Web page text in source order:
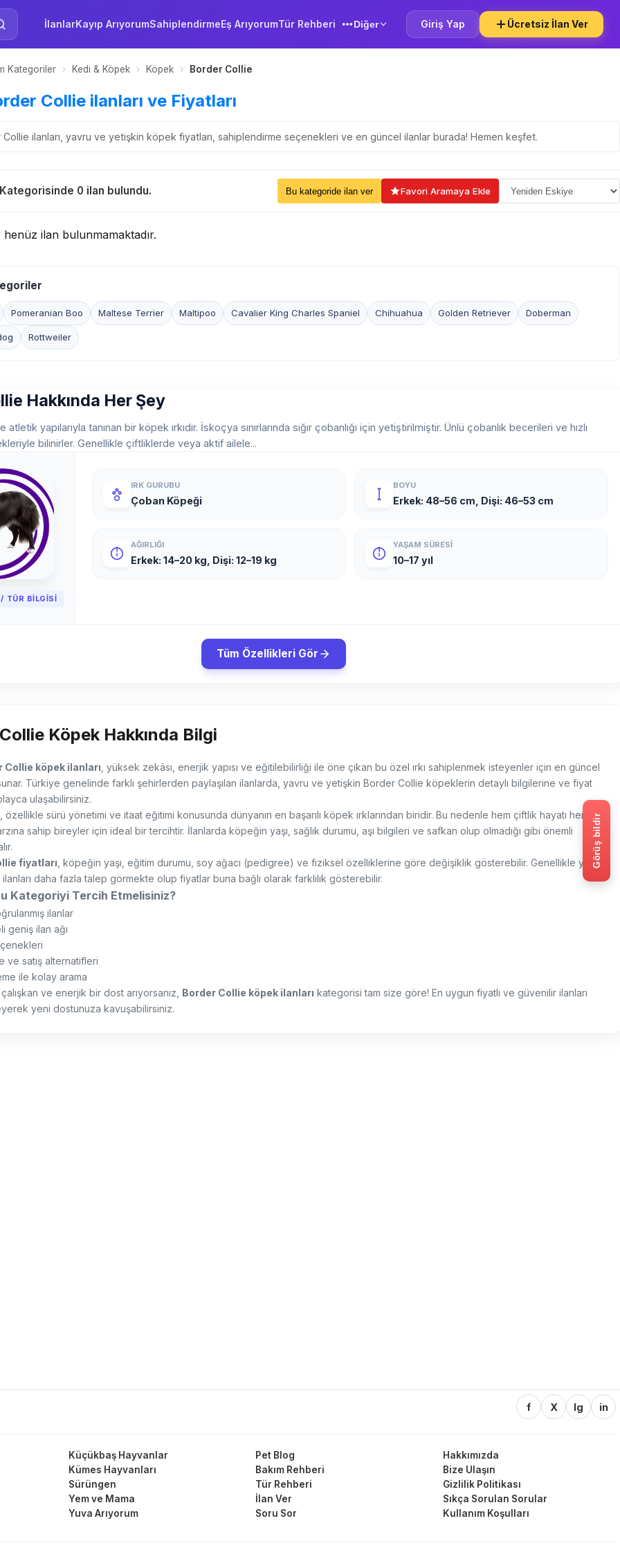
İlanlarKayıp ArıyorumSahiplendirmeEş ArıyorumTür Rehberi Diğer Giriş Yap Ücretsiz İlan Ver
Kategoriler › Kedi & Köpek › Köpek › Border Collie
Collie ilanları ve Fiyatları
Collie ilanları, yavru ve yetişkin köpek fiyatları, sahiplendirme seçenekleri ve en güncel ilanlar burada! Hemen keşfet.
0 ilan bulundu. Bu kategoride ilan ver Favori Aramaya Ekle
Sıralama Seçin
ilan bulunmamaktadır.
Pomeranian Boo Maltese Terrier Maltipoo Cavalier King Charles Spaniel Chihuahua Golden Retriever Doberman
Rottweiler
Hakkında Her Şey
atletik yapılarıyla tanınan bir köpek ırkıdır. İskoçya sınırlarında sığır çobanlığı için yetiştirilmiştir. Ünlü çobanlık becerileri ve hızlı
bilinirler. Genellikle çiftliklerde veya aktif ailele...
/ TÜR BILGISI
IRK GURUBU
Çoban Köpeği
BOYU
Erkek: 48–56 cm, Dişi: 46–53 cm
AĞIRLIĞI
Erkek: 14–20 kg, Dişi: 12–19 kg
YAŞAM SÜRESI
10–17 yıl
Tüm Özellikleri Gör
Köpek Hakkında Bilgi
Collie köpek ilanları , yüksek zekâsı, enerjik yapısı ve eğitilebilirliği ile öne çıkan bu özel ırkı sahiplenmek isteyenler için en güncel
Türkiye genelinde farklı şehirlerden paylaşılan ilanlarda, yavru ve yetişkin Border Collie köpeklerin detaylı bilgilerine ve fiyat
ulaşabilirsiniz.
sürü yönetimi ve itaat eğitimi konusunda dünyanın en başarılı köpek ırklarından biridir. Bu nedenle hem çiftlik hayatı hem de
sahip bireyler için ideal bir tercihtir. İlanlarda köpeğin yaşı, sağlık durumu, aşı bilgileri ve safkan olup olmadığı gibi önemli
fiyatları , köpeğin yaşı, eğitim durumu, soy ağacı (pedigree) ve fiziksel özelliklerine göre değişiklik gösterebilir. Genellikle yavru
daha fazla talep görmekte olup fiyatlar buna bağlı olarak farklılık gösterebilir.
Kategoriyi Tercih Etmelisiniz?
ilanlar
geniş ilan ağı
ve satış alternatifleri
ile kolay arama
ve enerjik bir dost arıyorsanız, Border Collie köpek ilanları kategorisi tam size göre! En uygun fiyatlı ve güvenilir ilanları
yeni dostunuza kavuşabilirsiniz.
f X Ig in
Küçükbaş Hayvanlar
Kümes Hayvanları
Sürüngen
Yem ve Mama
Yuva Arıyorum
Pet Blog
Bakım Rehberi
Tür Rehberi
İlan Ver
Soru Sor
Hakkımızda
Bize Ulaşın
Gizlilik Politikası
Sıkça Sorulan Sorular
Kullanım Koşulları
Görüş bildir